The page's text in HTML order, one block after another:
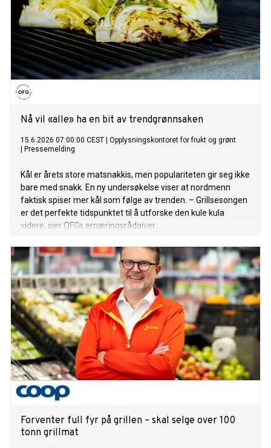
Nå vil «alle» ha en bit av trendgrønnsaken
15.6.2026 07:00:00 CEST
Opplysningskontoret for frukt og grønt
Pressemelding
Kål er årets store matsnakkis, men populariteten gir seg ikke
bare med snakk. En ny undersøkelse viser at nordmenn
faktisk spiser mer kål som følge av trenden. – Grillsesongen
er det perfekte tidspunktet til å utforske den kule kula
videre, sier OFGs ernæringsrådgiver.
Forventer full fyr på grillen – skal selge over 100
tonn grillmat